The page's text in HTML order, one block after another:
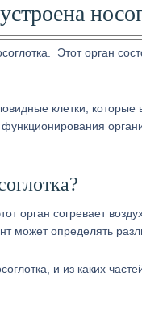
Этот орган
клетки,
орган согревает
определять
и из каких